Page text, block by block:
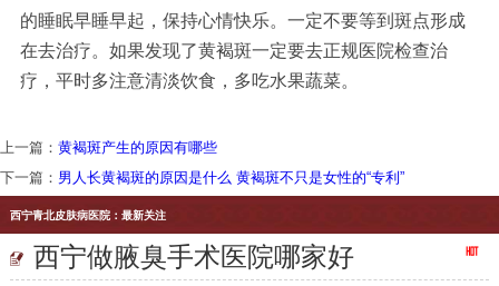
的睡眠早睡早起，保持心情快乐。一定不要等到斑点形成
在去治疗。如果发现了黄褐斑一定要去正规医院检查治
疗，平时多注意清淡饮食，多吃水果蔬菜。
上一篇： 黄褐斑产生的原因有哪些
下一篇： 男人长黄褐斑的原因是什么 黄褐斑不只是女性的“专利”
西宁青北皮肤病医院：最新关注
西宁做腋臭手术医院哪家好